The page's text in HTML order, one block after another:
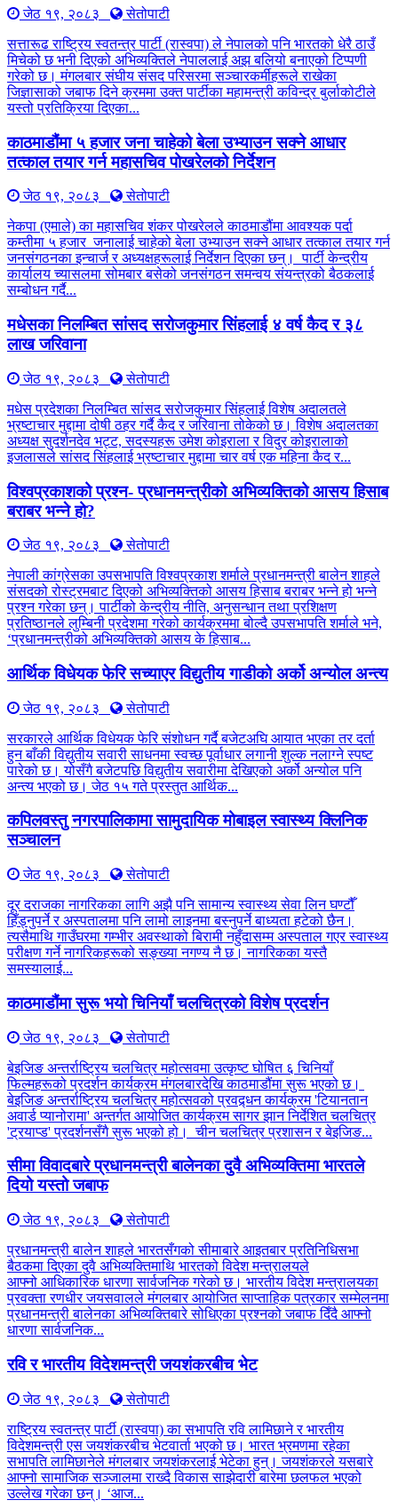
जेठ १९, २०८३
सेतोपाटी
सत्तारूढ राष्ट्रिय स्वतन्त्र पार्टी (रास्वपा) ले नेपालको पनि भारतको धेरै ठाउँ
मिचेको छ भनी दिएको अभिव्यक्तिले नेपाललाई अझ बलियो बनाएको टिप्पणी
गरेको छ। मंगलबार संघीय संसद परिसरमा सञ्चारकर्मीहरूले राखेका
जिज्ञासाको जबाफ दिने क्रममा उक्त पार्टीका महामन्त्री कविन्द्र बुर्लाकोटीले
यस्तो प्रतिक्रिया दिएका...
काठमाडौंमा ५ हजार जना चाहेको बेला उभ्याउन सक्ने आधार
तत्काल तयार गर्न महासचिव पोखरेलको निर्देशन
जेठ १९, २०८३
सेतोपाटी
नेकपा (एमाले) का महासचिव शंकर पोखरेलले काठमाडौंमा आवश्यक पर्दा
कम्तीमा ५ हजार जनालाई चाहेको बेला उभ्याउन सक्ने आधार तत्काल तयार गर्न
जनसंगठनका इन्चार्ज र अध्यक्षहरूलाई निर्देशन दिएका छन्। पार्टी केन्द्रीय
कार्यालय च्यासलमा सोमबार बसेको जनसंगठन समन्वय संयन्त्रको बैठकलाई
सम्बोधन गर्दै...
मधेसका निलम्बित सांसद सरोजकुमार सिंहलाई ४ वर्ष कैद र ३८
लाख जरिवाना
जेठ १९, २०८३
सेतोपाटी
मधेस प्रदेशका निलम्बित सांसद सरोजकुमार सिंहलाई विशेष अदालतले
भ्रष्टाचार मुद्दामा दोषी ठहर गर्दै कैद र जरिवाना तोकेको छ। विशेष अदालतका
अध्यक्ष सुदर्शनदेव भट्ट, सदस्यहरू उमेश कोइराला र विदुर कोइरालाको
इजलासले सांसद सिंहलाई भ्रष्टाचार मुद्दामा चार वर्ष एक महिना कैद र...
विश्वप्रकाशको प्रश्न- प्रधानमन्त्रीको अभिव्यक्तिको आसय हिसाब
बराबर भन्ने हो?
जेठ १९, २०८३
सेतोपाटी
नेपाली कांग्रेसका उपसभापति विश्वप्रकाश शर्माले प्रधानमन्त्री बालेन शाहले
संसदको रोस्ट्रमबाट दिएको अभिव्यक्तिको आसय हिसाब बराबर भन्ने हो भन्ने
प्रश्न गरेका छन्। पार्टीको केन्द्रीय नीति, अनुसन्धान तथा प्रशिक्षण
प्रतिष्ठानले लुम्बिनी प्रदेशमा गरेको कार्यक्रममा बोल्दै उपसभापति शर्माले भने,
‘प्रधानमन्त्रीको अभिव्यक्तिको आसय के हिसाब...
आर्थिक विधेयक फेरि सच्याएर विद्युतीय गाडीको अर्को अन्योल अन्त्य
जेठ १९, २०८३
सेतोपाटी
सरकारले आर्थिक विधेयक फेरि संशोधन गर्दै बजेटअघि आयात भएका तर दर्ता
हुन बाँकी विद्युतीय सवारी साधनमा स्वच्छ पूर्वाधार लगानी शुल्क नलाग्ने स्पष्ट
पारेको छ। योसँगै बजेटपछि विद्युतीय सवारीमा देखिएको अर्को अन्योल पनि
अन्त्य भएको छ। जेठ १५ गते प्रस्तुत आर्थिक...
कपिलवस्तु नगरपालिकामा सामुदायिक मोबाइल स्वास्थ्य क्लिनिक
सञ्चालन
जेठ १९, २०८३
सेतोपाटी
दूर दराजका नागरिकका लागि अझै पनि सामान्य स्वास्थ्य सेवा लिन घण्टौँ
हिँड्नुपर्ने र अस्पतालमा पनि लामो लाइनमा बस्नुपर्ने बाध्यता हटेको छैन।
त्यसैमाथि गाउँघरमा गम्भीर अवस्थाको बिरामी नहुँदासम्म अस्पताल गएर स्वास्थ्य
परीक्षण गर्ने नागरिकहरूको सङ्ख्या नगण्य नै छ। नागरिकका यस्तै
समस्यालाई...
काठमाडौंमा सुरू भयो चिनियाँ चलचित्रको विशेष प्रदर्शन
जेठ १९, २०८३
सेतोपाटी
बेइजिङ अन्तर्राष्ट्रिय चलचित्र महोत्सवमा उत्कृष्ट घोषित ६ चिनियाँ
फिल्महरूको प्रदर्शन कार्यक्रम मंगलबारदेखि काठमाडौंमा सुरू भएको छ।
बेइजिङ अन्तर्राष्ट्रिय चलचित्र महोत्सवको प्रवद्र्धन कार्यक्रम 'टियानतान
अवार्ड प्यानोरामा' अन्तर्गत आयोजित कार्यक्रम सागर झान निर्देशित चलचित्र
'ट्रयाप्ड' प्रदर्शनसँगै सुरू भएको हो। चीन चलचित्र प्रशासन र बेइजिङ...
सीमा विवादबारे प्रधानमन्त्री बालेनका दुवै अभिव्यक्तिमा भारतले
दियो यस्तो जबाफ
जेठ १९, २०८३
सेतोपाटी
प्रधानमन्त्री बालेन शाहले भारतसँगको सीमाबारे आइतबार प्रतिनिधिसभा
बैठकमा दिएका दुवै अभिव्यक्तिमाथि भारतको विदेश मन्त्रालयले
आफ्नो आधिकारिक धारणा सार्वजनिक गरेको छ। भारतीय विदेश मन्त्रालयका
प्रवक्ता रणधीर जयसवालले मंगलबार आयोजित साप्ताहिक पत्रकार सम्मेलनमा
प्रधानमन्त्री बालेनका अभिव्यक्तिबारे सोधिएका प्रश्नको जबाफ दिँदै आफ्नो
धारणा सार्वजनिक...
रवि र भारतीय विदेशमन्त्री जयशंकरबीच भेट
जेठ १९, २०८३
सेतोपाटी
राष्ट्रिय स्वतन्त्र पार्टी (रास्वपा) का सभापति रवि लामिछाने र भारतीय
विदेशमन्त्री एस जयशंकरबीच भेटवार्ता भएको छ। भारत भ्रमणमा रहेका
सभापति लामिछानेले मंगलबार जयशंकरलाई भेटेका हुन्। जयशंकरले यसबारे
आफ्नो सामाजिक सञ्जालमा राख्दै विकास साझेदारी बारेमा छलफल भएको
उल्लेख गरेका छन्। ‘आज...